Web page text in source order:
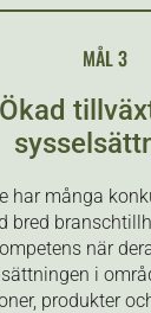
MÅL 3
Ökad
har många
bred
när
i
produkter